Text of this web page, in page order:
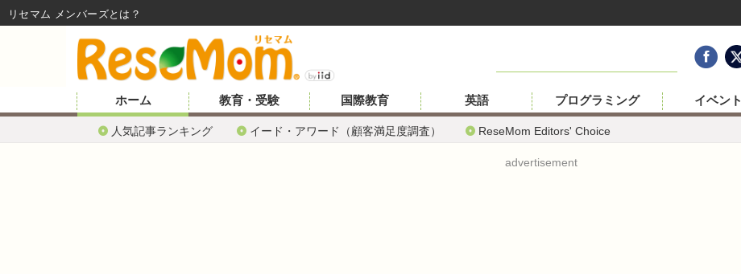
ホーム
人気記事ランキング イード・アワード（顧客満足度調査） ReseMom Editors' Choice
教育・受験 国際教育 英語 プログラミング イベント
advertisement
リセマム メンバーズ